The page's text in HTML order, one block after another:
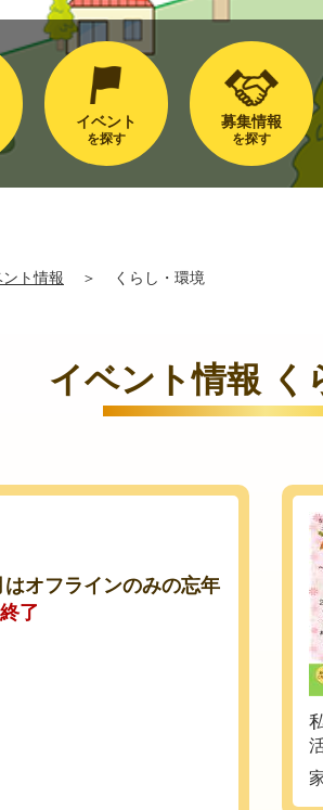
イベント
を探す
募集情報
を探す
ント情報 ＞ くらし・環境
イベント情報 く
はオフラインのみの忘年
了